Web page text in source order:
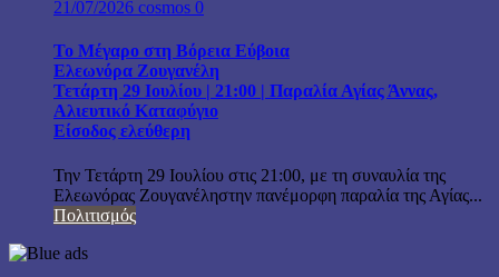
21/07/2026 cosmos 0
Το Μέγαρο στη Βόρεια Εύβοια
Ελεωνόρα Ζουγανέλη
Τετάρτη 29 Ιουλίου | 21:00 | Παραλία Αγίας Άννας,
Αλιευτικό Καταφύγιο
Είσοδος ελεύθερη
Την Τετάρτη 29 Ιουλίου στις 21:00, με τη συναυλία της
Ελεωνόρας Ζουγανέληστην πανέμορφη παραλία της Αγίας...
Πολιτισμός